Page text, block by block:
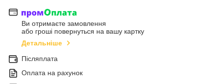
Ви отримаєте замовлення
або гроші повернуться на вашу картку
Детальніше
Післяплата
Оплата на рахунок